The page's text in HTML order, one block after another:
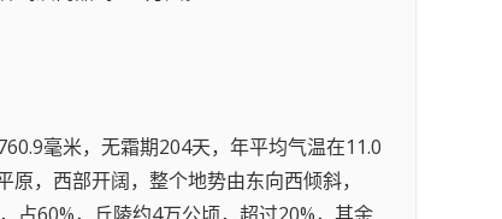
毫米，无霜期204天，年平均气温在11.0
，西部开阔，整个地势由东向西倾斜，